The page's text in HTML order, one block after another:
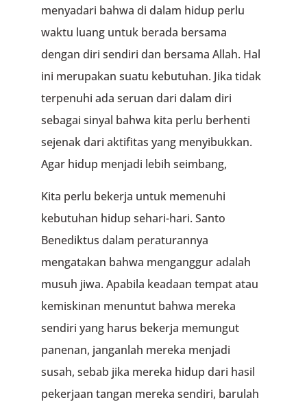
menyadari bahwa di dalam hidup perlu
waktu luang untuk berada bersama
dengan diri sendiri dan bersama Allah. Hal
ini merupakan suatu kebutuhan. Jika tidak
terpenuhi ada seruan dari dalam diri
sebagai sinyal bahwa kita perlu berhenti
sejenak dari aktifitas yang menyibukkan.
Agar hidup menjadi lebih seimbang,
Kita perlu bekerja untuk memenuhi
kebutuhan hidup sehari-hari. Santo
Benediktus dalam peraturannya
mengatakan bahwa menganggur adalah
musuh jiwa. Apabila keadaan tempat atau
kemiskinan menuntut bahwa mereka
sendiri yang harus bekerja memungut
panenan, janganlah mereka menjadi
susah, sebab jika mereka hidup dari hasil
pekerjaan tangan mereka sendiri, barulah